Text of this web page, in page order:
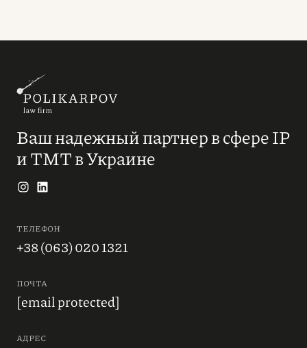
Ваш надежный партнер в сфере IP
и ТМТ в Украине
ТЕЛЕФОН
+38 (063) 020 1321
ПОЧТА
[email protected]
АДРЕС